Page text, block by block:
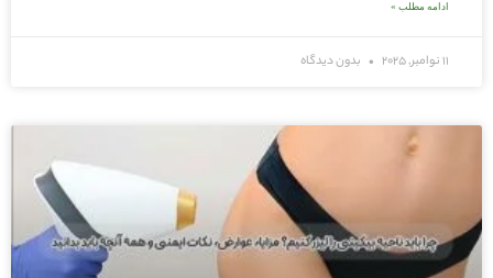
ادامه مطلب »
11 نوامبر, 2025 بدون دیدگاه